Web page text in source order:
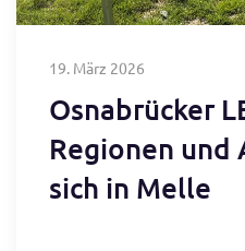
19. März 2026
Osnabrücker
Regionen
sich in Melle